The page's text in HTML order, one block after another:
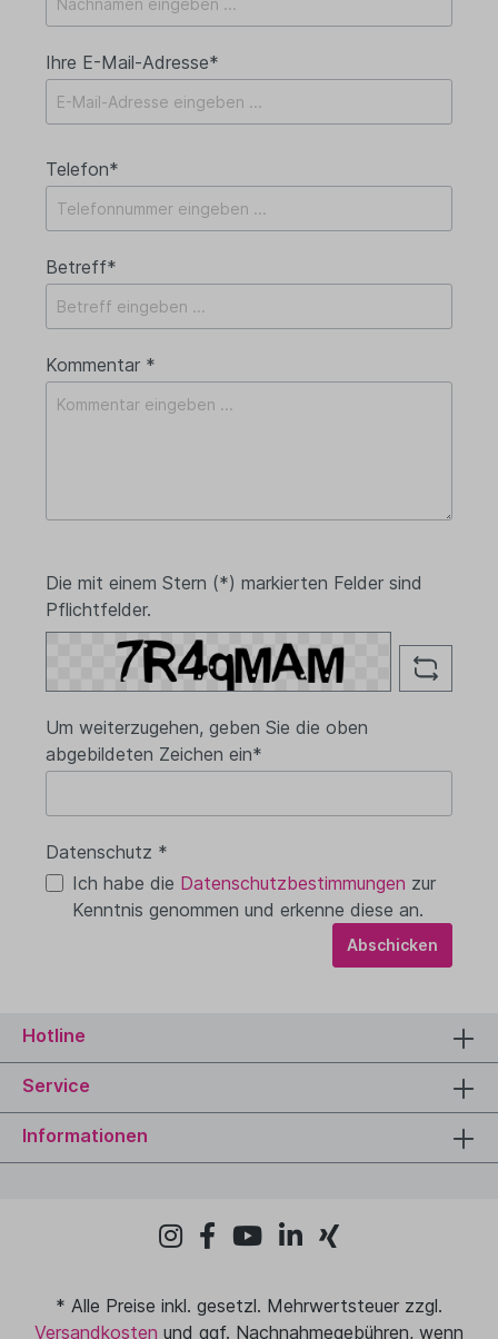
Ihre E-Mail-Adresse*
Telefon*
Betreff*
Kommentar *
Die mit einem Stern (*) markierten Felder sind
Pflichtfelder.
Um weiterzugehen, geben Sie die oben
abgebildeten Zeichen ein*
Datenschutz *
Ich habe die Datenschutzbestimmungen zur
Kenntnis genommen und erkenne diese an.
Abschicken
Hotline
Service
Informationen
* Alle Preise inkl. gesetzl. Mehrwertsteuer zzgl.
Versandkosten und ggf. Nachnahmegebühren, wenn